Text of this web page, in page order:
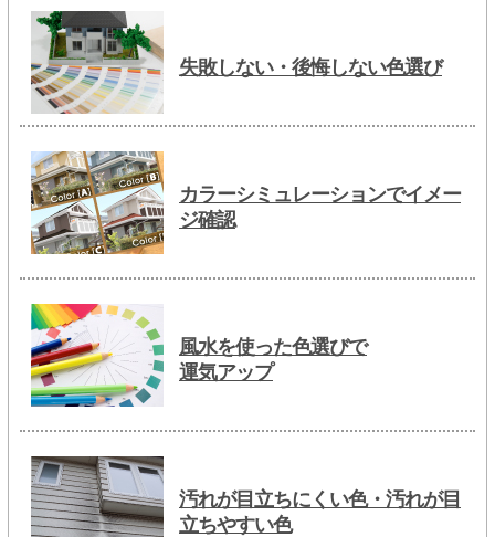
失敗しない・後悔しない色選び
カラーシミュレーションでイメー
ジ確認
風水を使った色選びで
運気アップ
汚れが目立ちにくい色・汚れが目
立ちやすい色